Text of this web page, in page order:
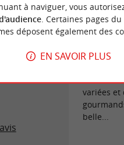
Cuisine
variées et
belle...
à naviguer, vous
. Certaines pages
déposent également des
EN SAVOIR PLUS